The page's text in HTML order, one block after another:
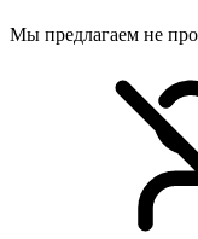
Мы предлагаем не